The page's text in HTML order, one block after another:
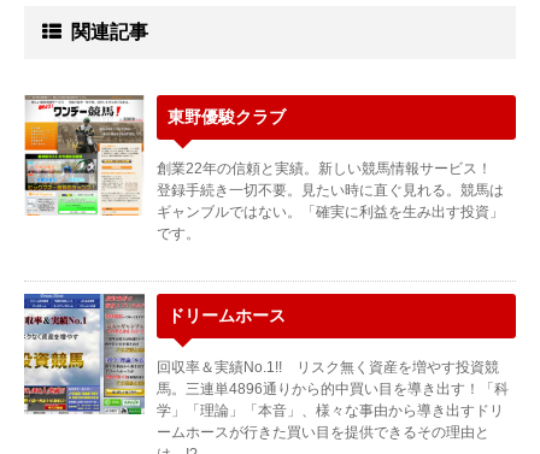
関連記事
東野優駿クラブ
創業22年の信頼と実績。新しい競馬情報サービス！
登録手続き一切不要。見たい時に直ぐ見れる。競馬は
ギャンブルではない。「確実に利益を生み出す投資」
です。
ドリームホース
回収率＆実績No.1!! リスク無く資産を増やす投資競
馬。三連単4896通りから的中買い目を導き出す！「科
学」「理論」「本音」、様々な事由から導き出すドリ
ームホースが行きた買い目を提供できるその理由と